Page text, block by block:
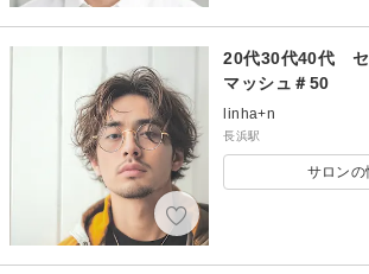
20代30代40代 セ
マッシュ＃50
linha+n
長浜駅
サロンの